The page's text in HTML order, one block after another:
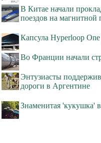
В Китае начали
поездов на магнитной
Капсула Hyperloop
Во Франции начали
Энтузиасты
дороги в Аргентине
Знаменитая 'кукушка'